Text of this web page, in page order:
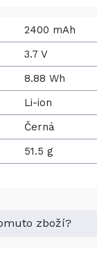
2400 mAh
3.7 V
8.88 Wh
Li-ion
Černá
51.5 g
zboží?